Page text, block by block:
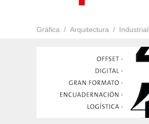
Gráfica Arquitectura Industrial